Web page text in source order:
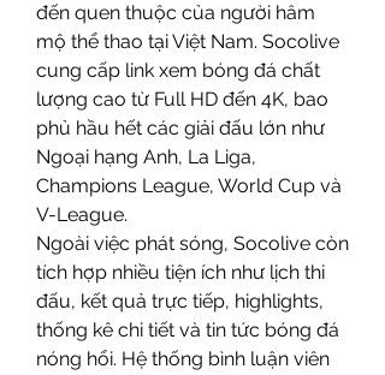
đến quen thuộc của người hâm
mộ thể thao tại Việt Nam. Socolive
cung cấp link xem bóng đá chất
lượng cao từ Full HD đến 4K, bao
phủ hầu hết các giải đấu lớn như
Ngoại hạng Anh, La Liga,
Champions League, World Cup và
V-League.
Ngoài việc phát sóng, Socolive còn
tích hợp nhiều tiện ích như lịch thi
đấu, kết quả trực tiếp, highlights,
thống kê chi tiết và tin tức bóng đá
nóng hổi. Hệ thống bình luận viên